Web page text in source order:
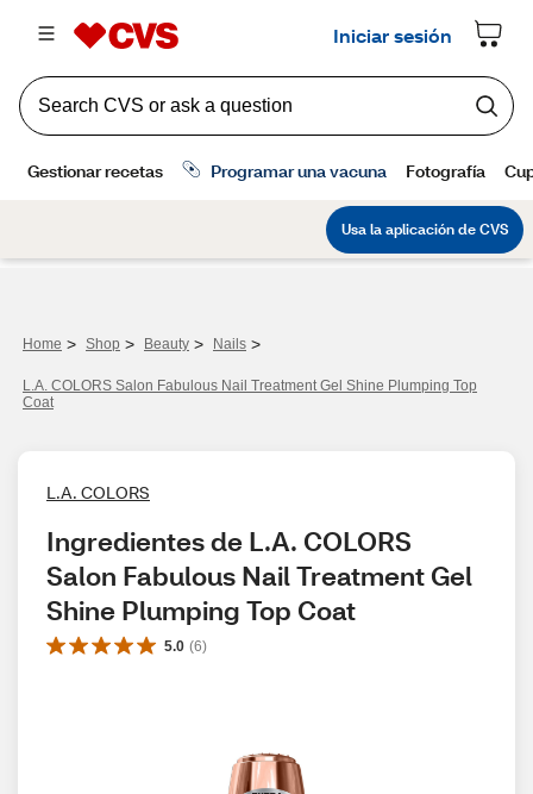
Home > Shop > Beauty > Nails >
L.A. COLORS Salon Fabulous Nail Treatment Gel Shine Plumping Top
Coat
L.A. COLORS
Ingredientes de L.A. COLORS
Salon Fabulous Nail Treatment Gel
Shine Plumping Top Coat
5.0 (6)